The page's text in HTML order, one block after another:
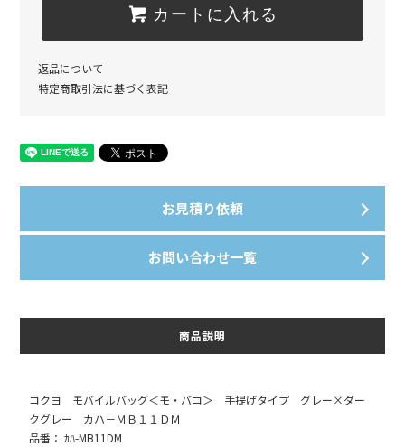
カートに入れる
返品について
特定商取引法に基づく表記
お見積り依頼
お問い合わせ一覧
商品説明
コクヨ モバイルバッグ＜モ・バコ＞ 手提げタイプ グレー×ダー
クグレー カハ－ＭＢ１１ＤＭ
品番： ｶﾊ-MB11DM